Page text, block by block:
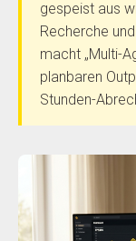
gespeist aus
Recherche
macht „Multi-
planbaren
Stunden-